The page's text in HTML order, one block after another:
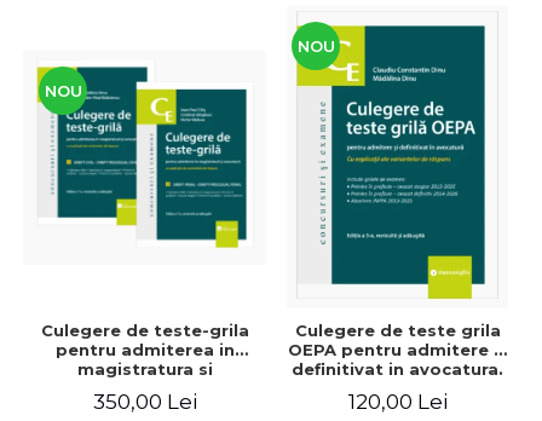
NOU
Culegere de teste-grila
pentru admiterea in
magistratura si
avocatura. Editia a VII-a,
revizuita si adaugita -
350,00 Lei
NOU
Culegere de teste grila
OEPA pentru admitere si
definitivat in avocatura.
Cu explicatii ale
variantelor de raspuns.
120,00 Lei